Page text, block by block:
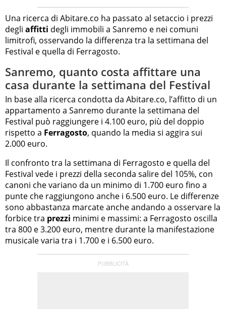
Una ricerca di Abitare.co ha passato al setaccio i prezzi
degli affitti degli immobili a Sanremo e nei comuni
limitrofi, osservando la differenza tra la settimana del
Festival e quella di Ferragosto.
Sanremo, quanto costa affittare una
casa durante la settimana del Festival
In base alla ricerca condotta da Abitare.co, l’affitto di un
appartamento a Sanremo durante la settimana del
Festival può raggiungere i 4.100 euro, più del doppio
rispetto a Ferragosto, quando la media si aggira sui
2.000 euro.
Il confronto tra la settimana di Ferragosto e quella del
Festival vede i prezzi della seconda salire del 105%, con
canoni che variano da un minimo di 1.700 euro fino a
punte che raggiungono anche i 6.500 euro. Le differenze
sono abbastanza marcate anche andando a osservare la
forbice tra prezzi minimi e massimi: a Ferragosto oscilla
tra 800 e 3.200 euro, mentre durante la manifestazione
musicale varia tra i 1.700 e i 6.500 euro.